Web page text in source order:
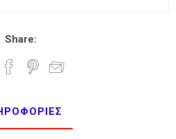
Share: